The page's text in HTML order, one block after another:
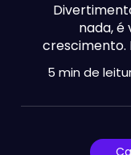
nada, é
crescimento.
5 min de